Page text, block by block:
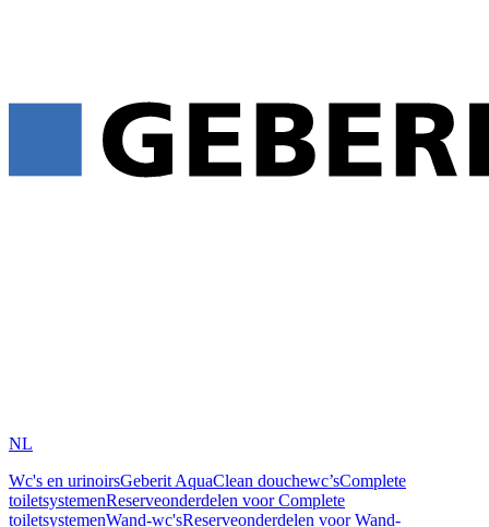
NL
Wc's en urinoirsGeberit AquaClean douchewc’sComplete
toiletsystemenReserveonderdelen voor Complete
toiletsystemenWand-wc'sReserveonderdelen voor Wand-